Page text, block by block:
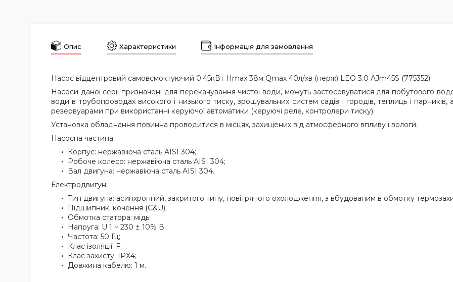
Опис Характеристики Інформація для замовлення
Насос відцентровий самовсмоктуючий 0.45кВт Hmax 38м Qmax 40л/хв (нерж) LEO 3.0 AJm45S (775352)
Насоси даної серії призначені для перекачування чистої води, можуть застосовуватися для побутового
води в трубопроводах високого і низького тиску, зрошувальних систем садів і городів, теплиць і
резервуарами при використанні керуючої автоматики (керуючі реле, контролери тиску).
Установка обладнання повинна проводитися в місцях, захищених від атмосферного впливу і вологи.
Насосна частина:
Корпус: нержавіюча сталь AISI 304;
Робоче колесо: нержавіюча сталь AISI 304;
Вал двигуна: нержавіюча сталь AISI 304.
Електродвигун:
Тип двигуна: асинхронний, закритого типу, повітряного охолодження, з вбудованим в обмотку
Підшипник: кочення (C&U);
Обмотка статора: мідь;
Напруга: U 1 ~ 230 ± 10% В;
Частота: 50 Гц;
Клас ізоляції: F;
Клас захисту: IPХ4;
Довжина кабелю: 1 м.